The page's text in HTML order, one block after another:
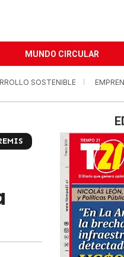
MUNDO CIRCULAR
SOSTENIBLE